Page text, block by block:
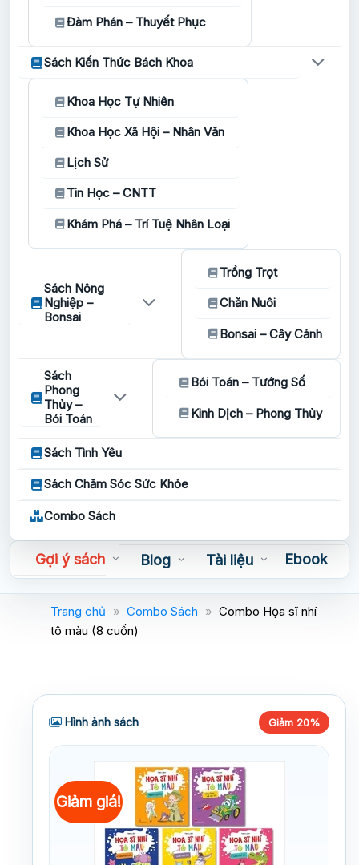
Đàm Phán – Thuyết Phục
Sách Kiến Thức Bách Khoa
Khoa Học Tự Nhiên
Khoa Học Xã Hội – Nhân Văn
Lịch Sử
Tin Học – CNTT
Khám Phá – Trí Tuệ Nhân Loại
Sách Nông
Nghiệp –
Bonsai
Trồng Trọt
Chăn Nuôi
Bonsai – Cây Cảnh
Sách
Phong
Thủy –
Bói Toán
Bói Toán – Tướng Số
Kinh Dịch – Phong Thủy
Sách Tình Yêu
Sách Chăm Sóc Sức Khỏe
Combo Sách
Gợi ý sách Blog Tài liệu
Ebook
Sách nói
Trang chủ » Combo Sách » Combo Họa sĩ nhí
tô màu (8 cuốn)
Hình ảnh sách Giảm 20%
Giảm giá!